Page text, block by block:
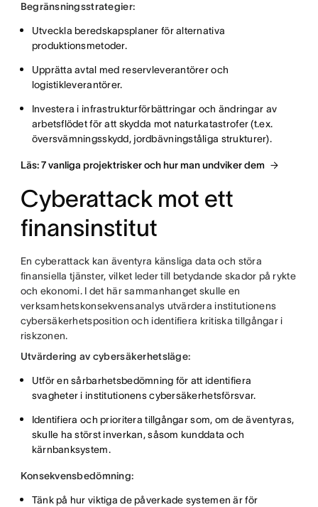
Begränsningsstrategier:
Utveckla beredskapsplaner för alternativa
produktionsmetoder.
Upprätta avtal med reservleverantörer och
logistikleverantörer.
Investera i infrastrukturförbättringar och ändringar av
arbetsflödet för att skydda mot naturkatastrofer (t.ex.
översvämningsskydd, jordbävningståliga strukturer).
Läs: 7 vanliga projektrisker och hur man undviker dem
Cyberattack mot ett
finansinstitut
En cyberattack kan äventyra känsliga data och störa
finansiella tjänster, vilket leder till betydande skador på rykte
och ekonomi. I det här sammanhanget skulle en
verksamhetskonsekvensanalys utvärdera institutionens
cybersäkerhetsposition och identifiera kritiska tillgångar i
riskzonen.
Utvärdering av cybersäkerhetsläge:
Utför en sårbarhetsbedömning för att identifiera
svagheter i institutionens cybersäkerhetsförsvar.
Identifiera och prioritera tillgångar som, om de äventyras,
skulle ha störst inverkan, såsom kunddata och
kärnbanksystem.
Konsekvensbedömning:
Tänk på hur viktiga de påverkade systemen är för